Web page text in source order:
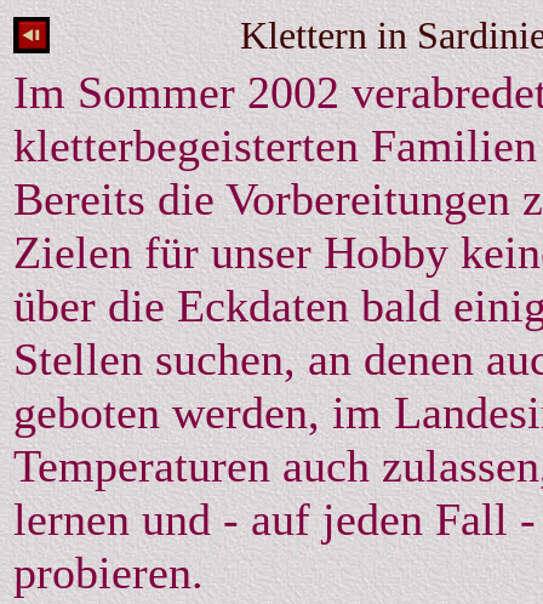
Klettern in
Im Sommer 2002
kletterbegeisterten
Bereits die Vorbereitungen
Zielen für unser Hobby
über die Eckdaten bald
Stellen suchen, an denen
geboten werden, im
Temperaturen auch
lernen und - auf jeden Fall
probieren.